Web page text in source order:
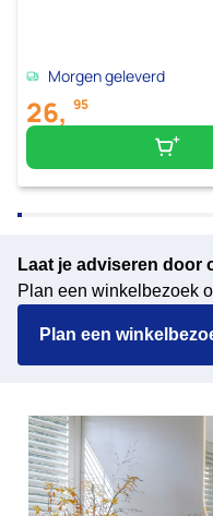
Morgen geleverd
26, 95
Laat je adviseren door
Plan een winkelbezoek
Plan een